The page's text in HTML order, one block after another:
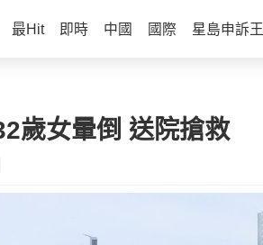
最Hit 即時 中國 國際 星島申訴王
歲女暈倒 送院搶救